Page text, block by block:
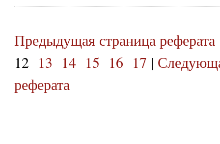
Предыдущая страница реферата
12 13 14 15 16 17 |
реферата